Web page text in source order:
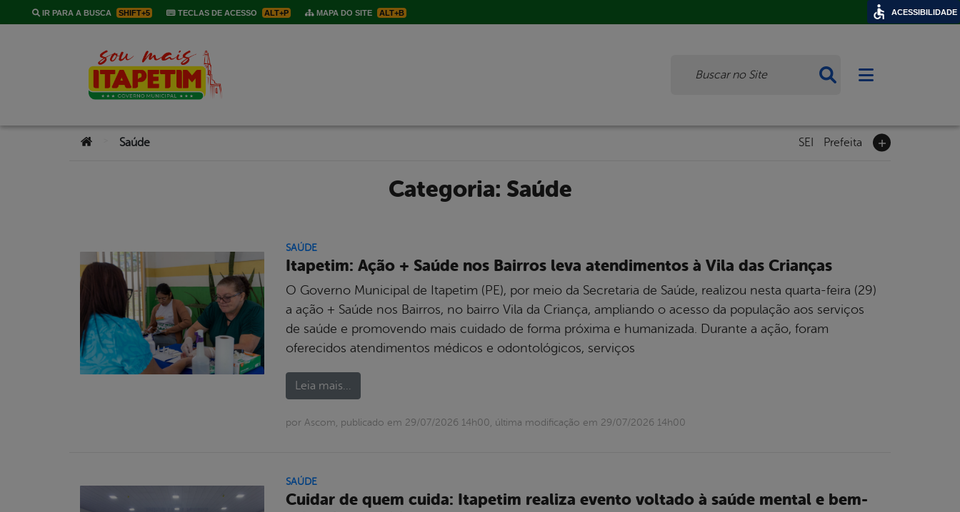
IR PARA A BUSCA SHIFT+5 TECLAS DE ACESSO ALT+P MAPA DO SITE ALT+B
Abrir menu
Você está aqui:
Saúde SEI Prefeita
Categoria: Saúde
SAÚDE
Itapetim: Ação + Saúde nos Bairros leva atendimentos à Vila das Crianças
O Governo Municipal de Itapetim (PE), por meio da Secretaria de Saúde, realizou nesta quarta-feira (29)
a ação + Saúde nos Bairros, no bairro Vila da Criança, ampliando o acesso da população aos serviços
de saúde e promovendo mais cuidado de forma próxima e humanizada. Durante a ação, foram
oferecidos atendimentos médicos e odontológicos, serviços
Leia mais...
por Ascom, publicado em 29/07/2026 14h00, última modificação em 29/07/2026 14h00
SAÚDE
Cuidar de quem cuida: Itapetim realiza evento voltado à saúde mental e bem-
ACESSIBILIDADE